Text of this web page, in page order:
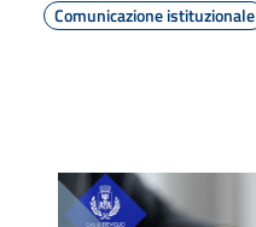
Comunicazione istituzionale